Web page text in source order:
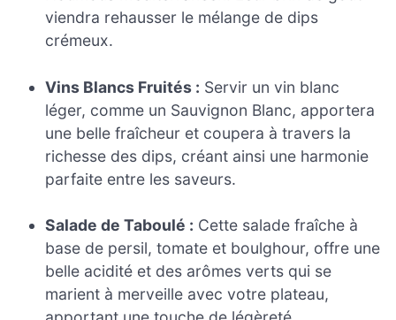
viendra rehausser le mélange de dips
crémeux.
Vins Blancs Fruités : Servir un vin blanc
léger, comme un Sauvignon Blanc, apportera
une belle fraîcheur et coupera à travers la
richesse des dips, créant ainsi une harmonie
parfaite entre les saveurs.
Salade de Taboulé : Cette salade fraîche à
base de persil, tomate et boulghour, offre une
belle acidité et des arômes verts qui se
marient à merveille avec votre plateau,